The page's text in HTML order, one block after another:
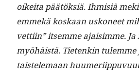
oikei­ta päätök­siä. Ihmisiä
emmekä koskaan uskoneet
vetti­in” itsemme ajaisimme.
myöhäistä. Tietenkin
tais­tele­maan